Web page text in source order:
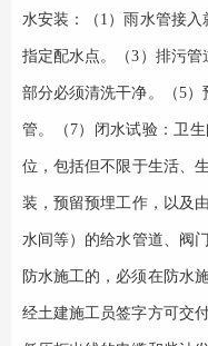
水安装：（ 1 ）雨水管接入
指定配水点。（3 ）排污管
部分必须清洗干净。（5）
管。（ 7）闭水试验：卫
位，包括但不限于生活、
装，预留预埋工作，以及
水间等） 的给水管道、阀
防水施工的，必须在防水
经土建施工员签字方可交付